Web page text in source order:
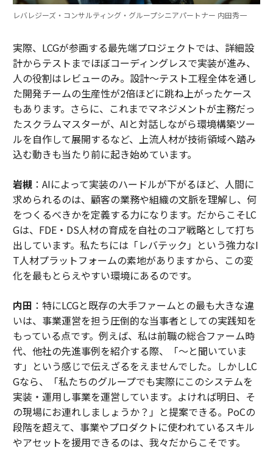
レバレジーズ・コンサルティング・グループシニアパートナー 内田秀一
実際、LCGが参画する最先端プロジェクトでは、詳細設
計からテストまでほぼコーディングレスで実装が進み、
人の役割はレビューのみ。設計～テスト工程全体を通し
た開発チームの生産性が2倍ほどに跳ね上がったケース
もあります。さらに、これまでマネジメントが主務だっ
たスクラムマスターが、AIと対話しながら環境構築ツー
ルを自作して展開するなど、上流人材が技術領域へ踏み
込む動きも当たり前に起き始めています。
岩槻：AIによって実装のハードルが下がるほど、人間に
求められるのは、顧客の業務や組織の文脈を理解し、何
をつくるべきかを定義する力になります。だからこそLC
Gは、FDE・DS人材の育成を自社のコア戦略として打ち
出しています。私たちには「レバテック」という強力なI
T人材プラットフォームの素地がありますから、この変
化を最もとらえやすい環境にあるのです。
内田 ：特にLCGと既存の大手ファームとの最も大きな違
いは、事業運営を担う圧倒的な当事者としての実践知を
もっている点です。例えば、私は前職の総合ファーム時
代、他社の先進事例を紹介する際、「〜と聞いていま
す」という感じで伝えざるをえませんでした。しかしLC
Gなら、「私たちのグループでも実際にこのシステムを
実装・運用し事業を運営しています。よければ明日、そ
の現場にお連れしましょうか？」と提案できる。PoCの
段階を超えて、事業やプロダクトに使われているスキル
やアセットを援用できるのは、我々だからこそです。